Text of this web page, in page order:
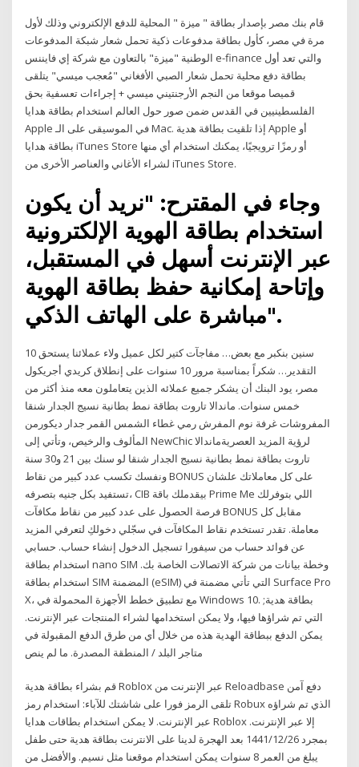
قام بنك مصر بإصدار بطاقة " ميزة " المحلية للدفع الإلكتروني وذلك لأول
مرة في مصر، كأول بطاقة مدفوعات ذكية تحمل شعار شبكة المدفوعات
الوطنية "ميزة" بالتعاون مع شركة إي فايننس e-finance والتي تعد أول
بطاقة دفع محلية تحمل شعار الصبي الأفغاني "مُعجب ميسي" يتلقى
قميصا موقعا من النجم الأرجنتيني ميسي + إجراءات تعسفية بحق
الفلسطينيين في القدس ضمن صور حول العالم استخدام بطاقة هدايا
Apple في الموسيقى على الـ Mac. إذا تلقيت بطاقة هدية Apple أو
بطاقة هدايا iTunes Store أو رمزًا ترويجيًا، يمكنك استخدام أي منها
لشراء الأغاني والعناصر الأخرى من iTunes Store.
وجاء في المقترح: "نريد أن يكون
استخدام بطاقة الهوية الإلكترونية
عبر الإنترنت أسهل في المستقبل،
وإتاحة إمكانية حفظ بطاقة الهوية
مباشرة على الهاتف الذكي".
10 سنين بنكبر مع بعض… مفاجآت كتير لكل عميل ولاء عملائنا يستحق
التقدير… شكراً بمناسبة مرور 10 سنوات على إنطلاق كريدي أجريكول
مصر، يود البنك أن يشكر جميع عملائه الذين يتعاملون معه منذ أكثر من
خمس سنوات. ماندالا تاروت بطاقة نمط بطانية نسيج الجدار شنقا
المفروشات غرفة نوم المفرش رمي غطاء الشمس القمر جدار ديكورمن
المألوف والرخيص، وتأتي إلى NewChic لرؤية المزيد العصريةماندالا
تاروت بطاقة نمط بطانية نسيج الجدار شنقا لو سنك بين 21 و30 سنة
ونفسك تكسب عدد كبير من نقاط BONUS على كل معاملاتك علشان
تستفيد بكل جنيه بتصرفه، CIB بيقدملك باقة Prime Me اللي بتوفرلك
فرصة الحصول على عدد كبير من نقاط مكافآت BONUS مقابل كل
معاملة. تقدر تستخدم نقاط المكافآت في سجّلي دخولكِ لتعرفي المزيد
عن فوائد حساب من سيفورا تسجيل الدخول إنشاء حساب. حسابي
استخدام بطاقة nano SIM وخطة بيانات من شركة الاتصالات الخاصة بك.
استخدام بطاقة SIM المضمنة (eSIM) التي تأتي مضمنة في Surface Pro
X، مع تطبيق خطط الأجهزة المحمولة في Windows 10. بطاقة هدية;
التي تم شراؤها فيها، ولا يمكن استخدامها لشراء المنتجات عبر الإنترنت.
يمكن الدفع ببطاقة الهدية هذه من خلال أي من طرق الدفع المقبولة في
متاجر البلد / المنطقة المصدرة. ما لم ينص
قم بشراء بطاقة هدية Roblox عبر الإنترنت من Reloadbase دفع آمن
تلقى الرمز فورا على شاشتك للآباء: استخدام رمز Robux الذي تم شراؤه
عبر الإنترنت. لا يمكن استخدام بطاقات هدايا Roblox إلا عبر الإنترنت.
بمجرد 26‏‏/12‏‏/1441 بعد الهجرة لدينا على الانترنت بطاقة هدية حتى طفل
يبلغ من العمر 8 سنوات يمكن استخدام موقعنا مثل نسيم. والأفضل من